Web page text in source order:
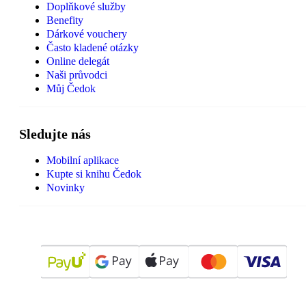
Doplňkové služby
Benefity
Dárkové vouchery
Často kladené otázky
Online delegát
Naši průvodci
Můj Čedok
Sledujte nás
Mobilní aplikace
Kupte si knihu Čedok
Novinky